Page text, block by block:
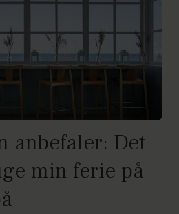
anbefaler: Det
min ferie på